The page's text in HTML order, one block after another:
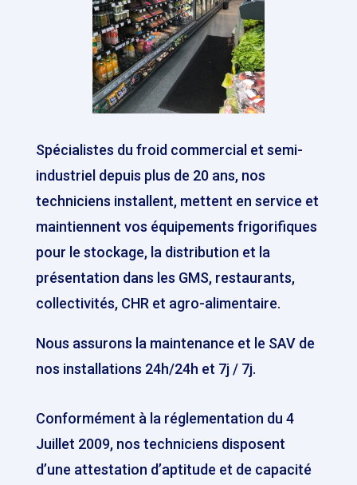
Spécialistes du froid commercial et semi-
industriel depuis plus de 20 ans, nos
techniciens installent, mettent en service et
maintiennent vos équipements frigorifiques
pour le stockage, la distribution et la
présentation dans les GMS, restaurants,
collectivités, CHR et agro-alimentaire.
Nous assurons la maintenance et le SAV de
nos installations 24h/24h et 7j / 7j.
Conformément à la réglementation du 4
Juillet 2009, nos techniciens disposent
d’une attestation d’aptitude et de capacité